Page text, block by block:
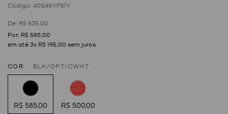
: 40S4SYFS1Y
R$ 83500
R$ 58500
em até3x R$ 19500 sem juros
COR BLK/OPTICWHT
R$ 585,00 R$ 500,00